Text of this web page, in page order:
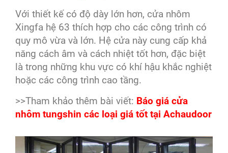
Với thiết kế có độ dày lớn hơn, cửa nhôm
Xingfa hệ 63 thích hợp cho các công trình có
quy mô vừa và lớn. Hệ cửa này cung cấp khả
năng cách âm và cách nhiệt tốt hơn, đặc biệt
là trong những khu vực có khí hậu khắc nghiệt
hoặc các công trình cao tầng.
>>Tham khảo thêm bài viết: Báo giá cửa
nhôm tungshin các loại giá tốt tại Achaudoor